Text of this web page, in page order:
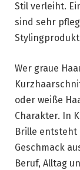
Stil verleiht.
sind sehr
Wer graue
oder weiße
Charakter. In
Brille entsteht
Geschmack
Beruf, Alltag